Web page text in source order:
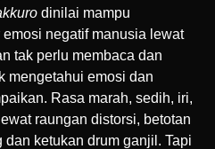
dinilai mampu
negatif manusia lewat
tak perlu membaca dan
mengetahui emosi dan
Rasa marah, sedih, iri,
raungan distorsi, betotan
ketukan drum ganjil. Tapi